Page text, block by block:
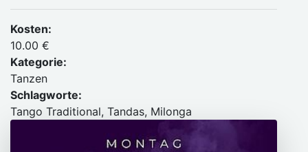
Kosten:
10.00 €
Kategorie:
Tanzen
Schlagworte:
Tango Traditional, Tandas, Milonga